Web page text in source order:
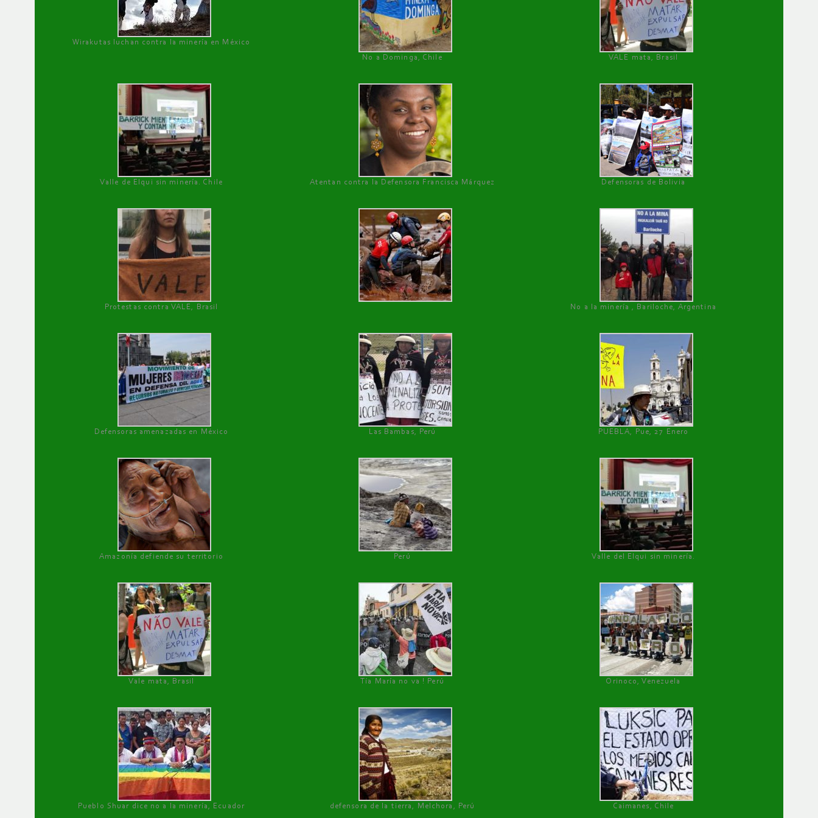
Wirakutas luchan contra la minería en México
No a Dominga, Chile
VALE mata, Brasil
Valle de Elqui sin minería. Chile Atentan contra la Defensora Francisca Márquez Defensoras de Bolivia
Protestas contra VALE, Brasil No a la minería , Bariloche, Argentina
Defensoras amenazadas en México Las Bambas, Perú PUEBLA, Pue, 27 Enero
Amazonía defiende su territorio Perú Valle del Elqui sin minería.
Vale mata, Brasil Tía María no va ! Perú Orinoco, Venezuela
Pueblo Shuar dice no a la minería, Ecuador defensora de la tierra, Melchora, Perú Caimanes, Chile